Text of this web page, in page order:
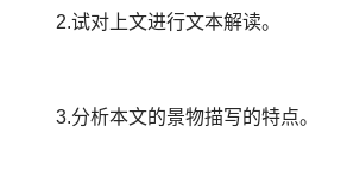
2.试对上文进行文本解读。
3.分析本文的景物描写的特点。